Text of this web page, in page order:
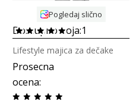
Pogledaj slično
Dostupno boja:1
Prosecna
ocena:
Lifestyle majica za dečake